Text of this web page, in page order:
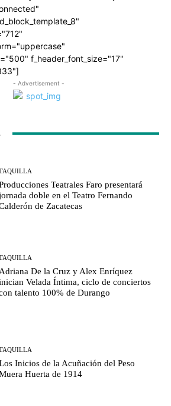
f_header_font_size="17"
- Advertisement -
Teatrales Faro presentará
doble en el Teatro Fernando
de Zacatecas
Adriana De la Cruz y Alex Enríquez
Velada Íntima, ciclo de conciertos
talento 100% de Durango
Inicios de la Acuñación del Peso
Huerta de 1914